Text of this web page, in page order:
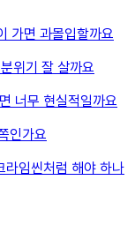
가면 과몰입할까요
위기 잘 살까요
너무 현실적일까요
인가요
라임씬처럼 해야 하나